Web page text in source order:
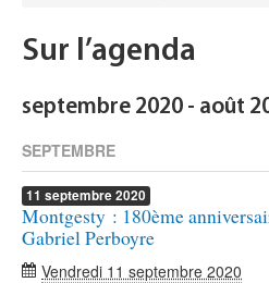
Agenda diocésain
Je donne
Sur l’agenda
septembre 2020 - août
SEPTEMBRE
11 septembre2020
Montgesty : 180ème
Gabriel Perboyre
Vendredi 11 septembre 2020